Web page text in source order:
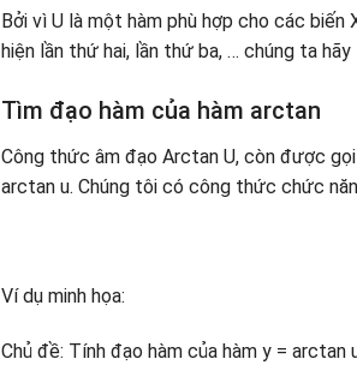
Bởi vì U là một hàm phù hợp cho các
hiện lần thứ hai, lần thứ ba, … chúng ta
Tìm đạo hàm của hàm arctan
Công thức âm đạo Arctan U, còn được
arctan u. Chúng tôi có công thức chức
Ví dụ minh họa:
Chủ đề: Tính đạo hàm của hàm y = arctan